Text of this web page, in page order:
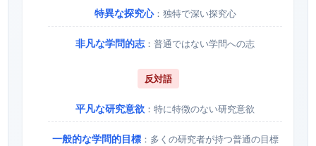
特異な探究心：独特で深い探究心
非凡な学問的志：普通ではない学問への志
反対語
平凡な研究意欲 ：特に特徴のない研究意欲
一般的な学問的目標：多くの研究者が持つ普通の目標